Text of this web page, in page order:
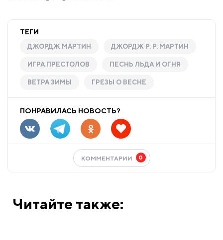
ТЕГИ
ДЖОРДЖ МАРТИН ДЖОРДЖ Р. Р. МАРТИН
ИГРА ПРЕСТОЛОВ ПЕСНЬ ЛЬДА И ОГНЯ
ВЕТРА ЗИМЫ ГРЕЗЫ О ВЕСНЕ
ПОНРАВИЛАСЬ НОВОСТЬ?
КОММЕНТАРИИ 0
Читайте также: